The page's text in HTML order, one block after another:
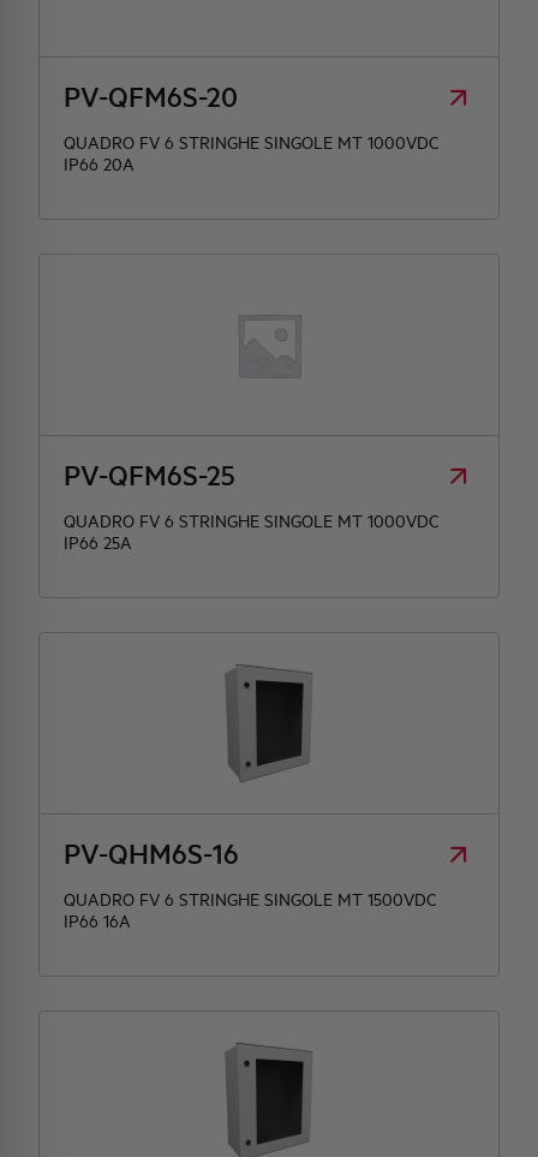
PV-QFM6S-20
QUADRO FV 6 STRINGHE SINGOLE MT 1000VDC
IP66 20A
PV-QFM6S-25
QUADRO FV 6 STRINGHE SINGOLE MT 1000VDC
IP66 25A
PV-QHM6S-16
QUADRO FV 6 STRINGHE SINGOLE MT 1500VDC
IP66 16A